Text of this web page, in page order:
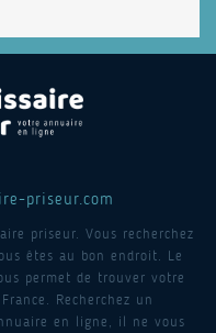
priseur.com
priseur. Vous recherchez
êtes au bon endroit. Le
permet de trouver votre
Recherchez un
en ligne, il ne vous